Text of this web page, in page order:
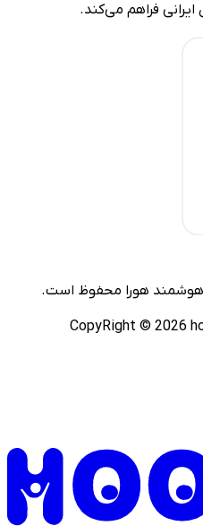
فراهم می‌کند.
هورامحفوظ است.
CopyRight ©